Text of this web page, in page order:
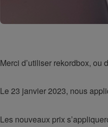
Merci d’utiliser rekordbox, ou
Le 23 janvier 2023, nous
Les nouveaux prix